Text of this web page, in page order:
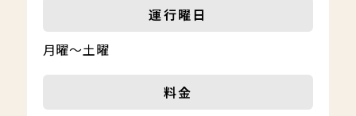
運行曜日
月曜〜土曜
料金